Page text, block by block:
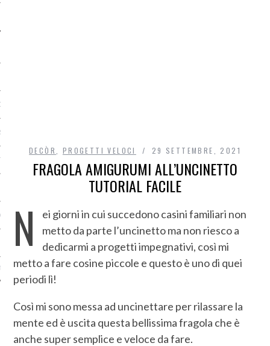
DI ACCESSO AI DATI
DECÒR PROGETTI VELOCI 29 SETTEMBRE, 2021
FRAGOLA AMIGURUMI ALL’UNCINETTO
TUTORIAL FACILE
N
ei giorni in cui succedono casini familiari non
metto da parte l’uncinetto ma non riesco a
dedicarmi a progetti impegnativi, così mi
metto a fare cosine piccole e questo è uno di quei
periodi lì!
Così mi sono messa ad uncinettare per rilassare la
mente ed è uscita questa bellissima fragola che è
anche super semplice e veloce da fare.